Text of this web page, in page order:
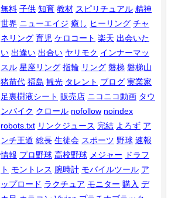
無料 子供 知育 教材 スピリチュアル 精神
世界 ニューエイジ 癒し ヒーリング チャ
ネリング 育児 ケロコート 楽天 出会いた
い 出逢い 出合い ヤリモク インナーマッ
スル 星座リング 指輪 リング 磐梯 磐梯山
猪苗代 福島 観光 タレント ブログ 実業家
足裏樹液シート 販売店 ニコニコ動画 タウ
ンバイク クロール nofollow noindex
robots.txt リンクジュース 完結 よろず ア
ンチ王道 総長 生徒会 スポーツ 野球 速報
情報 プロ野球 高校野球 メジャー
ドラフ
ト モントレス 腕時計 モバイルツール ア
ップロード ラクチュア モニター 購入 デ